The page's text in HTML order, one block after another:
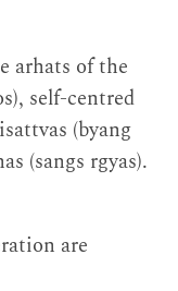
arhats of the
self-centred
(byang
(sangs rgyas).
are